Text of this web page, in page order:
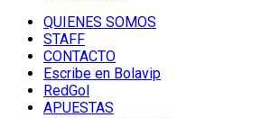
QUIENES SOMOS
STAFF
CONTACTO
Escribe en Bolavip
RedGol
APUESTAS